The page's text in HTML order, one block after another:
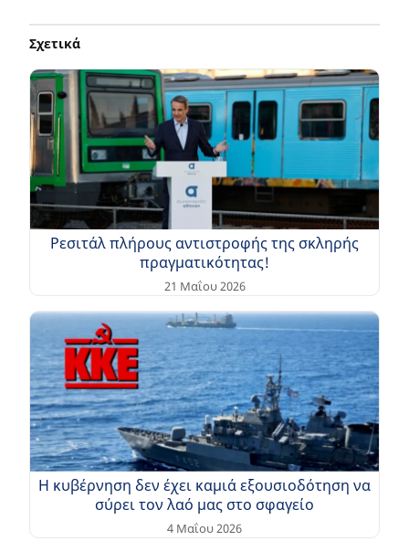
Σχετικά
Ρεσιτάλ πλήρους αντιστροφής της σκληρής
πραγματικότητας!
21 Μαΐου 2026
Η κυβέρνηση δεν έχει καμιά εξουσιοδότηση να
σύρει τον λαό μας στο σφαγείο
4 Μαΐου 2026